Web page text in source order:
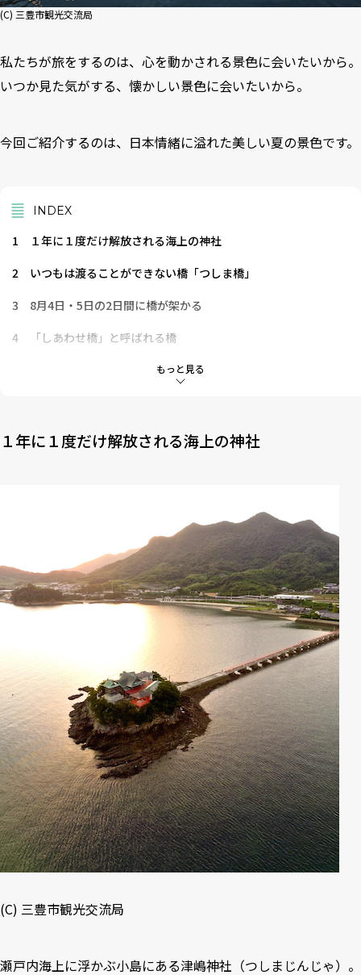
(C) 三豊市観光交流局
私たちが旅をするのは、心を動かされる景色に会いたいから。
いつか見た気がする、懐かしい景色に会いたいから。
今回ご紹介するのは、日本情緒に溢れた美しい夏の景色です。
もっと見る
INDEX
1
１年に１度だけ解放される海上の神社
2
いつもは渡ることができない橋「つしま橋」
3
8月4日・5日の2日間に橋が架かる
4
「しあわせ橋」と呼ばれる橋
7
神風は悩み事を吹き払い、パワーを授ける
１年に１度だけ解放される海上の神社
(C) 三豊市観光交流局
瀬戸内海上に浮かぶ小島にある津嶋神社（つしまじんじゃ）。